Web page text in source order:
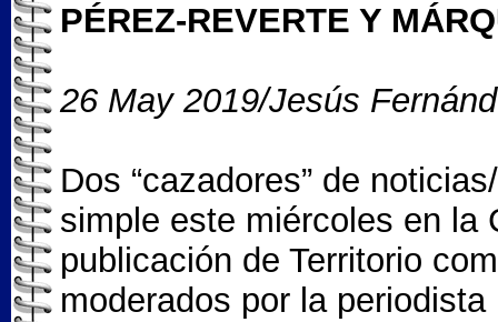
PÉREZ-REVERTE Y
26 May 2019/Jesús
Dos “cazadores” de
simple este miércoles en la
publicación de Territorio
moderados por la